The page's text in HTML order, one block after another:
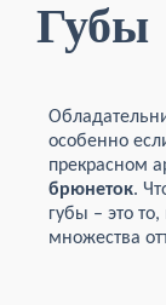
Губы
особенно
прекрасном
брюнеток.
губы – это
множества